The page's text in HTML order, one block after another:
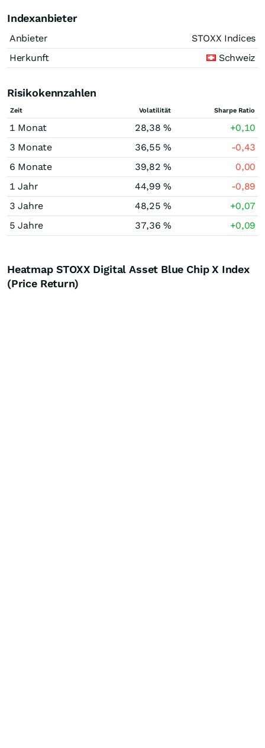
Indexanbieter
Anbieter
STOXX Indices
Herkunft
Schweiz
Risikokennzahlen
Zeit Volatilität Sharpe Ratio
1 Monat 28,38 %
+0,10
3 Monate
36,55 %
-0,43
6 Monate
39,82 %
0,00
1 Jahr
44,99 %
-0,89
3 Jahre
48,25 %
+0,07
5 Jahre
37,36 % +0,09
Heatmap STOXX Digital Asset Blue Chip X Index
(Price Return)